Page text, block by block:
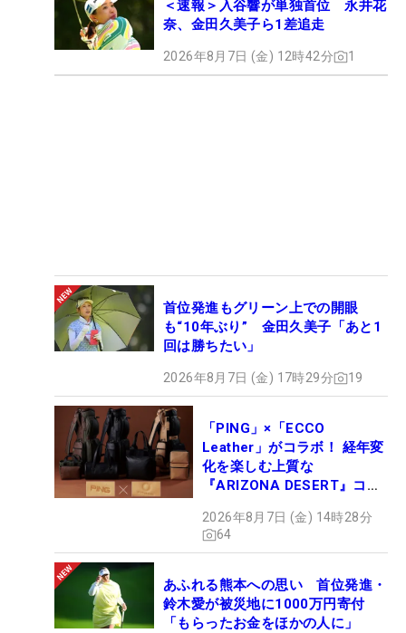
＜速報＞入谷響が単独首位 永井花
奈、金田久美子ら1差追走
2026年8月7日 (金) 12時42分 1
首位発進もグリーン上での開眼
も“10年ぶり” 金田久美子「あと1
回は勝ちたい」
2026年8月7日 (金) 17時29分 19
「PING」×「ECCO
Leather」がコラボ！ 経年変
化を楽しむ上質な
『ARIZONA DESERT』コレ
ュー
2026年8月7日 (金) 14時28分
64
あふれる熊本への思い 首位発進・
鈴木愛が被災地に1000万円寄付
「もらったお金をほかの人に」